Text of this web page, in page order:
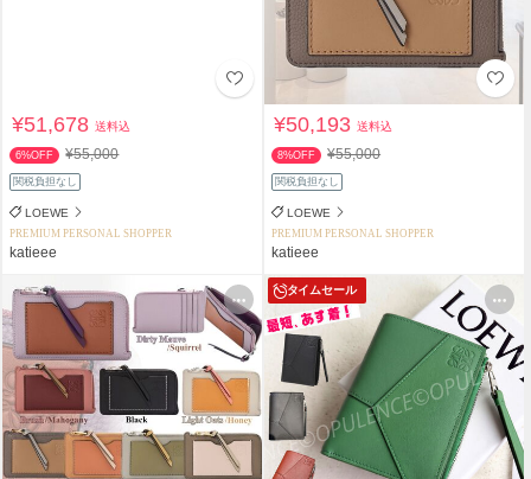
¥51,678送料込
6%OFF ¥55,000
関税負担なし
LOEWE
PREMIUM PERSONAL SHOPPER
katieee
¥50,193送料込
8%OFF ¥55,000
関税負担なし
LOEWE
PREMIUM PERSONAL SHOPPER
katieee
タイムセール